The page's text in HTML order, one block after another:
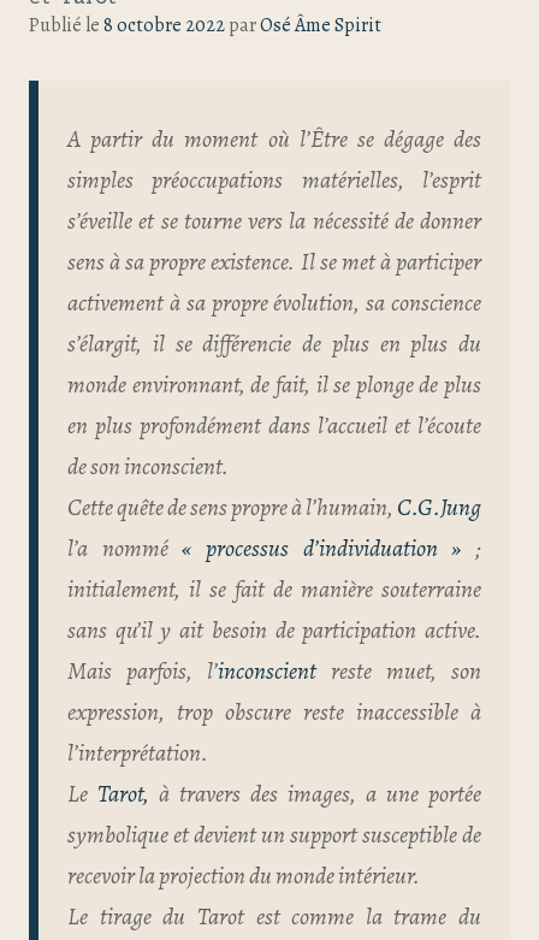
Publié le8 octobre 2022parOsé Âme Spirit
A partir du moment où l’Être se dégage des
simples préoccupations matérielles, l’esprit
s’éveille et se tourne vers la nécessité de donner
sens à sa propre existence. Il se met à participer
activement à sa propre évolution, sa conscience
s’élargit, il se différencie de plus en plus du
monde environnant, de fait, il se plonge de plus
en plus profondément dans l’accueil et l’écoute
de son inconscient.
Cette quête de sens propre à l’humain, C.G.Jung
l’a nommé« processus d’individuation » ;
initialement, il se fait de manière souterraine
sans qu’il y ait besoin de participation active.
Mais parfois, l’inconscientreste muet, son
expression, trop obscure reste inaccessible à
l’interprétation.
Le Tarot, à travers des images, a une portée
symbolique et devient un support susceptible de
recevoir la projection du monde intérieur.
Le tirage du Tarot est comme la trame du